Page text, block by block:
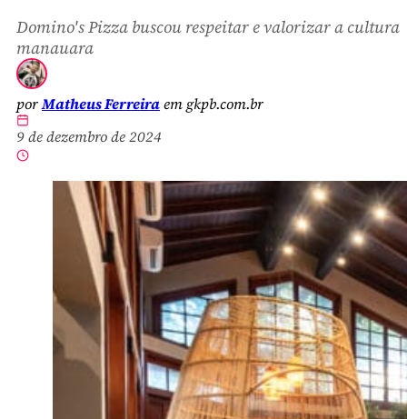
Domino's Pizza buscou respeitar e valorizar a cultura
manauara
porMatheus Ferreiraem gkpb.com.br
9 de dezembro de 2024